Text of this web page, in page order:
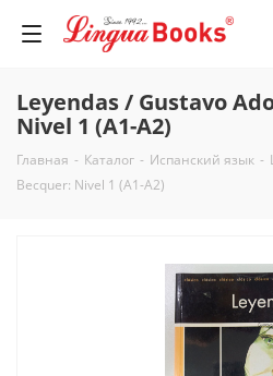
Leyendas / Gustavo
Nivel 1 (A1-A2)
Главная - Каталог - Испанский язык -
Becquer: Nivel 1 (A1-A2)